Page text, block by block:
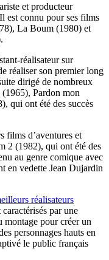
et producteur
est connu pour ses films
La Boum (1980) et
réalisateur sur
réaliser son premier long
dirigé de nombreux
Pardon mon
qui ont été des succès
films d’aventures et
2 (1982), qui ont été des
au genre comique avec
en vedette Jean Dujardin
réalisateurs
par une
pour créer un
personnages hauts en
le public français